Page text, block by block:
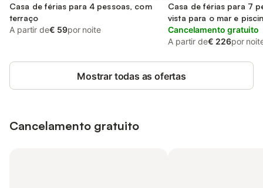
Estepona
Casa de férias para 4 pessoas, com
terraço
A partir de€ 59por noite
Casa de férias para 7
vista para o mar e
Cancelamento gratuito
A partir de€ 226por
Mostrar todas as ofertas
Cancelamento gratuito